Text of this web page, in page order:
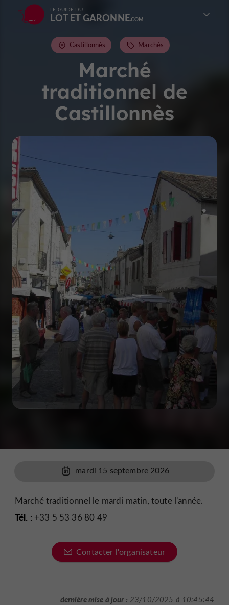
LE GUIDE DU
LOT ET GARONNE
Marché
traditionnel de
Castillonnès
Castillonnès Marchés
mardi 15 septembre 2026
Marché traditionnel le mardi matin, toute l'année.
Tél. :+33 5 53 36 80 49
Contacter l'organisateur
dernière mise à jour : 23/10/2025 à 10:45:44